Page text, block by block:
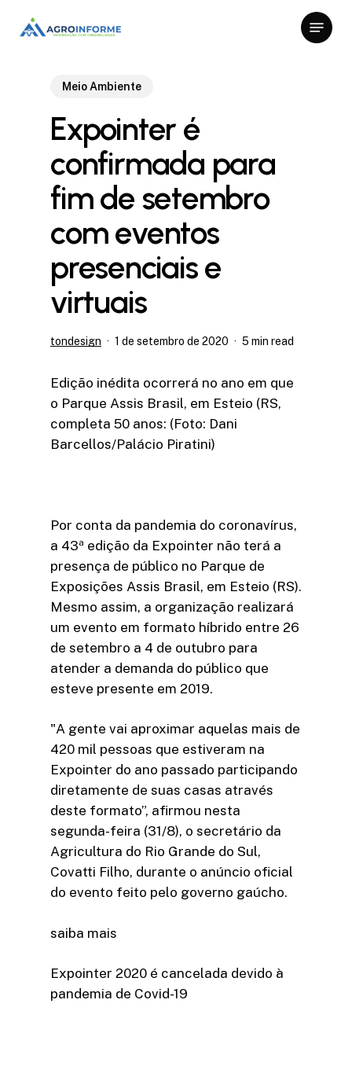
Menu
Meio Ambiente
Expointer é
confirmada para
fim de setembro
com eventos
presenciais e
virtuais
tondesign 1 de setembro de 2020 5 min read
Edição inédita ocorrerá no ano em que
o Parque Assis Brasil, em Esteio (RS,
completa 50 anos: (Foto: Dani
Barcellos/Palácio Piratini)
Por conta da pandemia do coronavírus,
a 43ª edição da Expointer não terá a
presença de público no Parque de
Exposições Assis Brasil, em Esteio (RS).
Mesmo assim, a organização realizará
um evento em formato híbrido entre 26
de setembro a 4 de outubro para
atender a demanda do público que
esteve presente em 2019.
"A gente vai aproximar aquelas mais de
420 mil pessoas que estiveram na
Expointer do ano passado participando
diretamente de suas casas através
deste formato”, afirmou nesta
segunda-feira (31/8), o secretário da
Agricultura do Rio Grande do Sul,
Covatti Filho, durante o anúncio oficial
do evento feito pelo governo gaúcho.
saiba mais
Expointer 2020 é cancelada devido à
pandemia de Covid-19